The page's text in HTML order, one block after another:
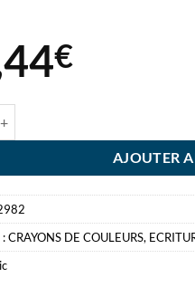
€
AJOUTER
:CRAYONS DE COULEURS,